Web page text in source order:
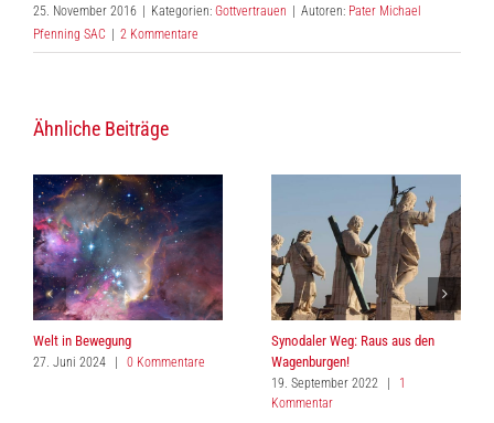
25. November 2016 Kategorien: Gottvertrauen Autoren: Pater Michael
Pfenning SAC
2 Kommentare
Ähnliche Beiträge
Welt in Bewegung
27. Juni 2024 0 Kommentare
Synodaler Weg: Raus aus den
Wagenburgen!
19. September 2022
1
Kommentar